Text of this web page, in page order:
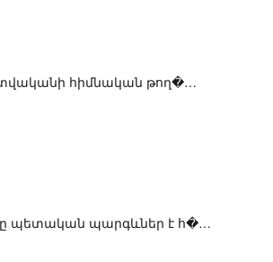
հիմնական թող�…
պետական պարգևներ է հ�…